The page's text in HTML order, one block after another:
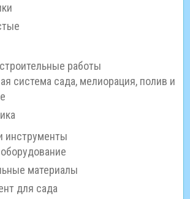
работы
система сада, мелиорация, полив и
инструменты
материалы
для сада